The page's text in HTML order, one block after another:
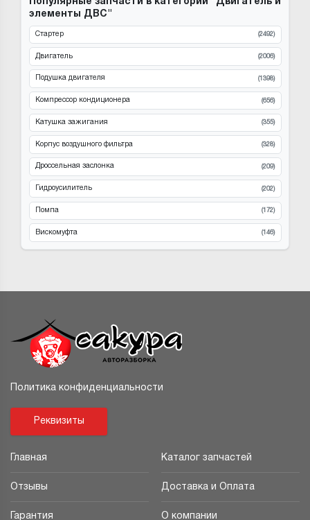
элементы ДВС"
Стартер (2492)
Двигатель (2006)
Подушка двигателя (1398)
Компрессор кондиционера (656)
Катушка зажигания (355)
Корпус воздушного фильтра (328)
Дроссельная заслонка (209)
Гидроусилитель (202)
Помпа (172)
Вискомуфта (146)
Политика конфиденциальности
Реквизиты
Главная Каталог запчастей
Отзывы Доставка и Оплата
Гарантия О компании